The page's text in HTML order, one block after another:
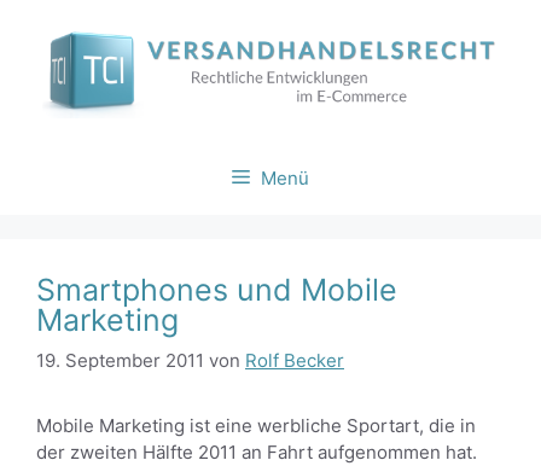
springen
Menü
Smartphones und Mobile
Marketing
19. September 2011 von Rolf Becker
Mobile Marketing ist eine werbliche Sportart, die in
der zweiten Hälfte 2011 an Fahrt aufgenommen hat.